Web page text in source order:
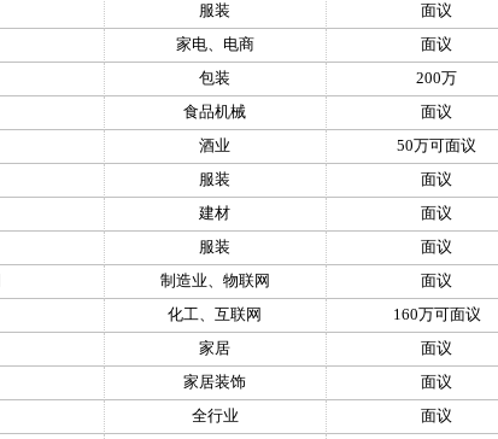
服装 面议
家电、电商 面议
包装 200万
食品机械 面议
酒业 50万可面议
服装 面议
建材 面议
服装 面议
制造业、物联网 面议
化工、互联网 160万可面议
家居 面议
家居装饰 面议
全行业 面议